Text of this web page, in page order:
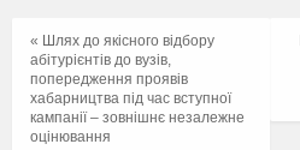
« Шлях до якісного відбору
абітурієнтів до вузів,
попередження проявів
хабарництва під час вступної
кампанії – зовнішнє незалежне
оцінювання